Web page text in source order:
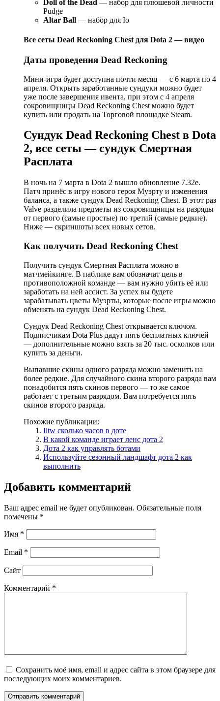
Doll of the Dead — набор для плюшевой личности
Pudge
Altar Ball — набор для Io
Все сеты Dead Reckoning Chest для Dota 2 — видео
Даты проведения Dead Reckoning
Мини-игра будет доступна почти месяц — с 6 марта по 4
апреля. Открыть заработанные сундуки можно будет
уже после завершения ивента, при этом с 4 апреля
сокровищницы Dead Reckoning Chest можно будет
купить или продать на Торговой площадке Steam.
Сундук Dead Reckoning Chest в Dota
2, все сеты — сундук Смертная
Расплата
В ночь на 7 марта в Dota 2 вышло обновление 7.32е.
Патч принёс в игру нового героя Муэрту и изменения
баланса, а также сундук Dead Reckoning Chest. В этот раз
Valve разделила предметы из сокровищницы на разряды
от первого (самые простые) по третий (самые редкие).
Ниже — скриншоты всех новых сетов.
Как получить Dead Reckoning Chest
Получить сундук Смертная Расплата можно в
матчмейкинге. В паблике вам обозначат цель в
противоположной команде — вам нужно убить её или
заработать на ней ассист. За успех вы будете
зарабатывать цветы Муэрты, которые после игры можно
обменять на сундук Dead Reckoning Chest.
Сундук Dead Reckoning Chest открывается ключом.
Подписчикам Dota Plus дадут пять бесплатных ключей
— дополнительные можно взять за 20 тыс. осколков или
купить за деньги.
Выпавшие скины одного разряда можно заменить на
более редкие. Для случайного скина второго разряда вам
понадобится пять скинов первого — то же самое
работает с третьим разрядом. Вам потребуется пять
скинов второго разряда.
Похожие публикации:
Iltw сколько часов в доте
В какой команде играет ленс дота 2
Дота 2 как управлять ботами
Используйте сезонный ландшафт дота 2 как
выполнить
Добавить комментарий
Ваш адрес email не будет опубликован. Обязательные поля
помечены *
Имя *
Email *
Сайт
Комментарий *
Сохранить моё имя, email и адрес сайта в этом браузере для
последующих моих комментариев.